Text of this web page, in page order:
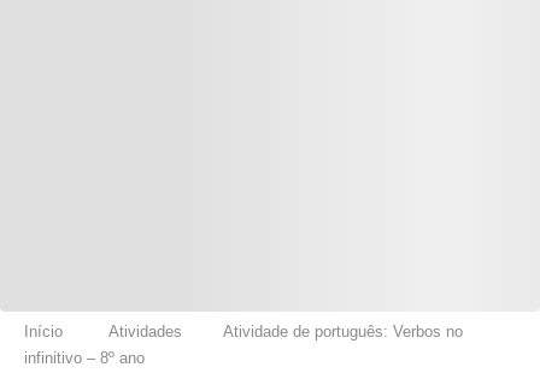
Início Atividades
Atividade de português: Verbos no
infinitivo – 8º ano